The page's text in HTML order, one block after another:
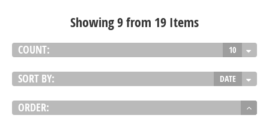
Showing 9 from 19 Items
COUNT: 10
SORT BY: DATE
ORDER: